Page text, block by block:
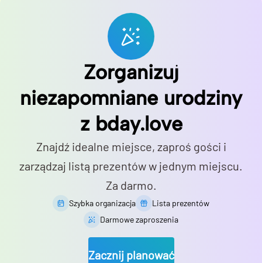
Zorganizuj
niezapomniane urodziny
z bday.love
Znajdź idealne miejsce, zaproś gości i
zarządzaj listą prezentów w jednym miejscu.
Za darmo.
Szybka organizacja
Lista prezentów
Darmowe zaproszenia
Zacznij planować